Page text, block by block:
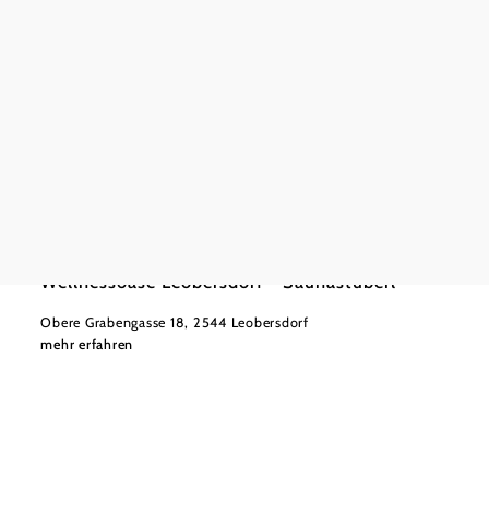
Wellnessoase Leobersdorf - Saunastüberl
Obere Grabengasse 18, 2544 Leobersdorf
mehr erfahren